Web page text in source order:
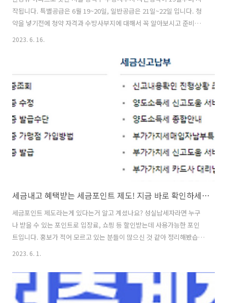
작됩니다. 특별공급은 6월 19~20일, 일반공급은 21일~22일 입니다. 청
약을 넣기전에 청약 자격과 수방사부지에 대해서 꼭 알아보시고 준비하
시기 바랍니다. 서울 중심에서 한강뷰가 보이는 신축아파트가 9억원 이
원의 시세차익을 얻을 수 있을 것이란 분석이 높습니다. 게다가 스카이브
것이라는 기대가 큽니다. 거기다 추첨제까지 도입되어 청약점수가 낮아
이 매우 까다롭습니다. 사전청약이기때문에 본청약까지 청약조건을 유
지해야하니 조건들을 꼭 ..
2023. 6. 16.
세금내고 혜택받는 세금포인트 제도! 지금 바로 확인하세요!
세금포인트 제도라는게 있다는거 알고 계셨나요? 성실납세자라면 누구
나 받을 수 있는 포인트로 입장료, 쇼핑 등 할인받는데 사용가능한 포인
트입니다. 홍보가 적어 모르고 있는 분들이 많으신 것 같아 정리해봤습니
인쇼핑몰 구매금액별 사용포인트 및 할인율 구매금액10만원이하10~20
만원20~30만원30~40만원40만원초과 사용포인트 1P 2P 3P 4P 5P 할
인율 5% 5% 5% 5% 5% 세금포인트 사용법 및 이용처 연간 5억 한도
2023. 6. 1.